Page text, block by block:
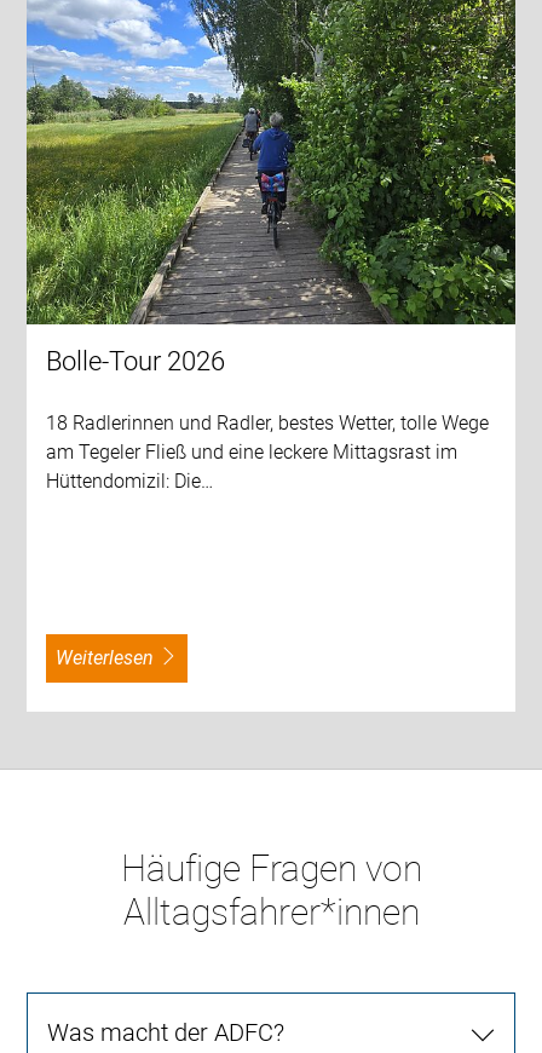
Bolle-Tour 2026
18 Radlerinnen und Radler, bestes Wetter, tolle Wege
am Tegeler Fließ und eine leckere Mittagsrast im
Hüttendomizil: Die…
weiterlesen
Häufige Fragen von
Alltagsfahrer*innen
Was macht der ADFC?